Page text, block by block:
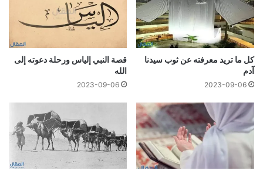
كل ما تريد معرفته عن ثوب سیدنا
آدم
2023-09-06
قصة النبي إلياس ورحلة دعوته إلى
الله
2023-09-06